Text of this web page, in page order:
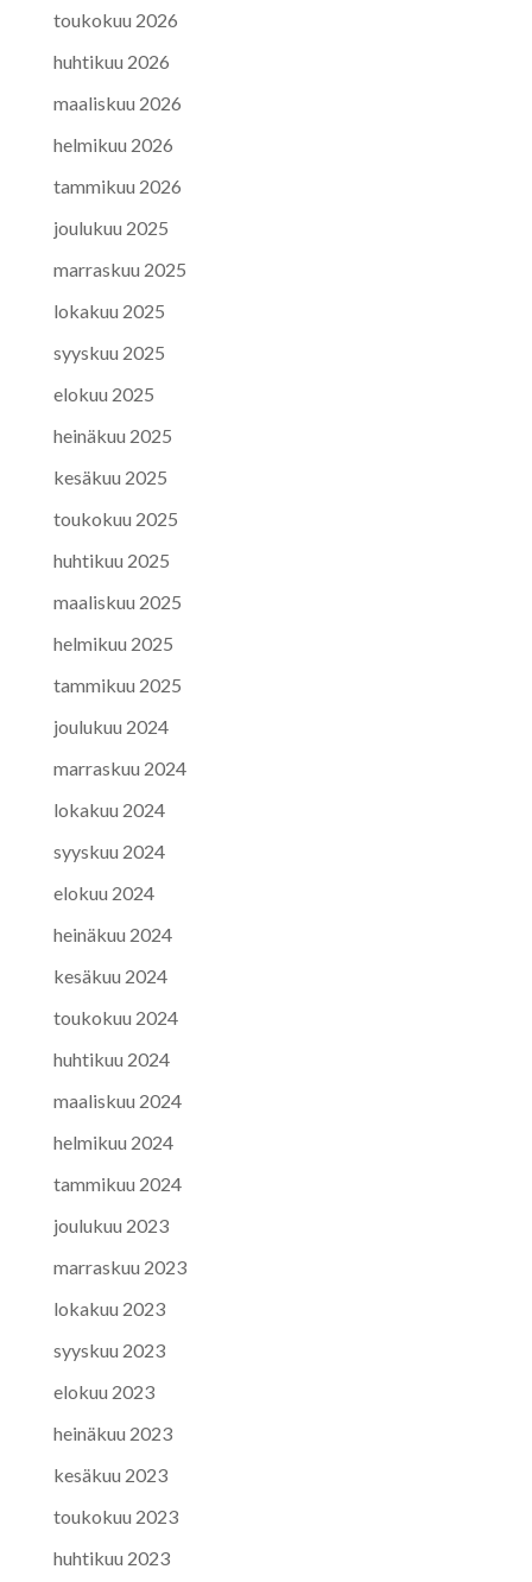
toukokuu 2026
huhtikuu 2026
maaliskuu 2026
helmikuu 2026
tammikuu 2026
joulukuu 2025
marraskuu 2025
lokakuu 2025
syyskuu 2025
elokuu 2025
heinäkuu 2025
kesäkuu 2025
toukokuu 2025
huhtikuu 2025
maaliskuu 2025
helmikuu 2025
tammikuu 2025
joulukuu 2024
marraskuu 2024
lokakuu 2024
syyskuu 2024
elokuu 2024
heinäkuu 2024
kesäkuu 2024
toukokuu 2024
huhtikuu 2024
maaliskuu 2024
helmikuu 2024
tammikuu 2024
joulukuu 2023
marraskuu 2023
lokakuu 2023
syyskuu 2023
elokuu 2023
heinäkuu 2023
kesäkuu 2023
toukokuu 2023
huhtikuu 2023